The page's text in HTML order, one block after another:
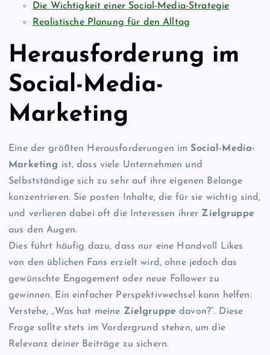
Die Wichtigkeit einer Social-Media-Strategie
Realistische Planung für den Alltag
Herausforderung im
Social-Media-
Marketing
Eine der größten Herausforderungen imSocial-Media-
Marketing ist, dass viele Unternehmen und
Selbstständige sich zu sehr auf ihre eigenen Belange
konzentrieren. Sie posten Inhalte, die für sie wichtig sind,
und verlieren dabei oft die Interessen ihrer Zielgruppe
aus den Augen.
Dies führt häufig dazu, dass nur eine Handvoll Likes
von den üblichen Fans erzielt wird, ohne jedoch das
gewünschte Engagement oder neue Follower zu
gewinnen. Ein einfacher Perspektivwechsel kann helfen:
Verstehe, „Was hat meine Zielgruppe davon?“. Diese
Frage sollte stets im Vordergrund stehen, um die
Relevanz deiner Beiträge zu sichern.